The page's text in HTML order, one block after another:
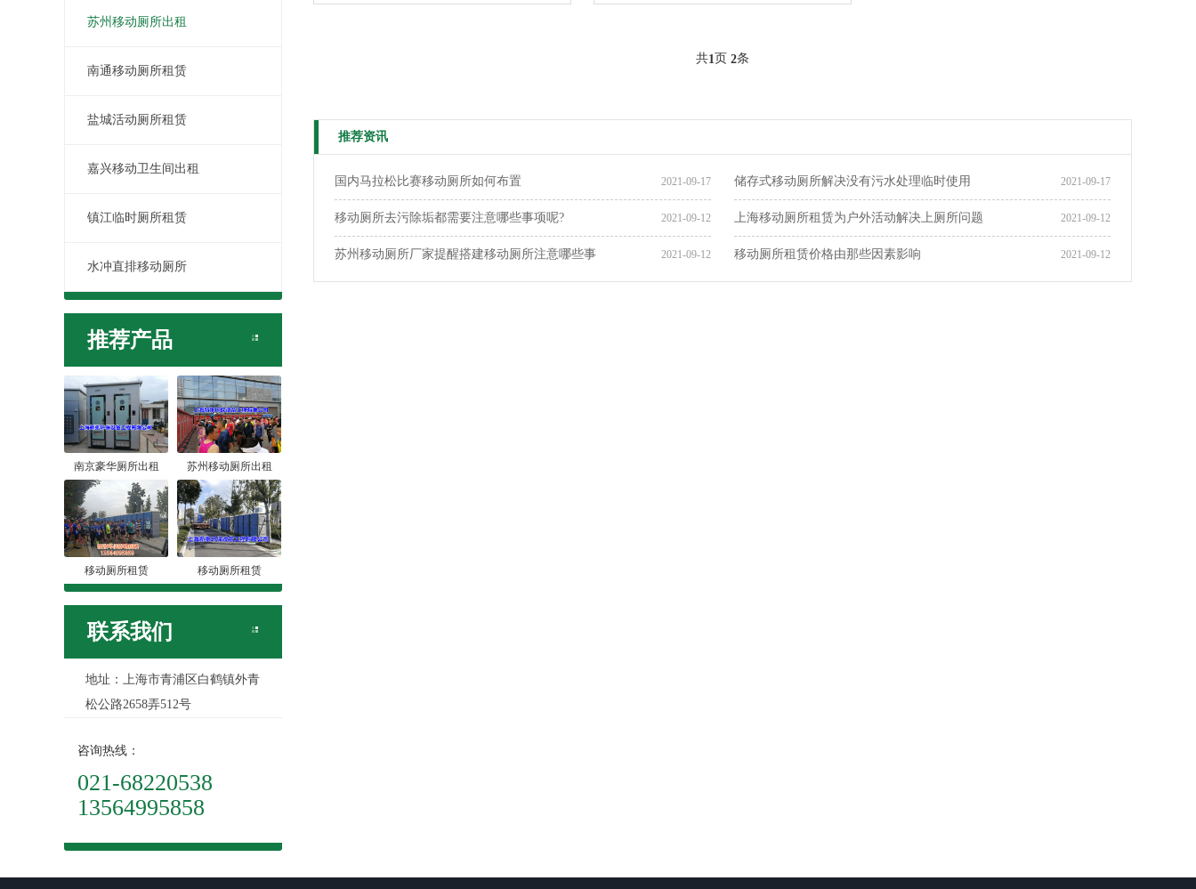
苏州移动厕所出租
南通移动厕所租赁
盐城活动厕所租赁
嘉兴移动卫生间出租
镇江临时厕所租赁
水冲直排移动厕所
推荐产品
南京豪华厕所出租 苏州移动厕所出租
移动厕所租赁 移动厕所租赁
联系我们
地址：上海市青浦区白鹤镇外青
松公路2658弄512号
咨询热线：
021-68220538
13564995858
共1页 2条
推荐资讯
2021-09-17
国内马拉松比赛移动厕所如何布置 2021-09-17
储存式移动厕所解决没有污水处理临时使用
2021-09-12
移动厕所去污除垢都需要注意哪些事项呢? 2021-09-12
上海移动厕所租赁为户外活动解决上厕所问题
2021-09-12
苏州移动厕所厂家提醒搭建移动厕所注意哪些事 2021-09-12
移动厕所租赁价格由那些因素影响